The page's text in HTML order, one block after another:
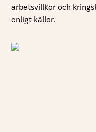
arbetsvillkor och
enligt källor.